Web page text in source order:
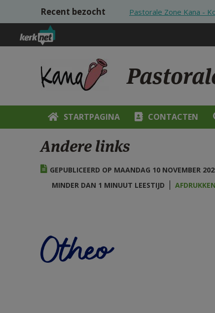
Overslaan en naar de inhoud gaan
Recent bezocht Pastorale Zone Kana -
STARTPAGINA CONTACTEN
Andere links
GEPUBLICEERD OP MAANDAG 10 NOVEMBER
MINDER DAN 1 MINUUT LEESTIJD
AFDRUKKEN
Otheo_Logo_Blauw_RGB.png